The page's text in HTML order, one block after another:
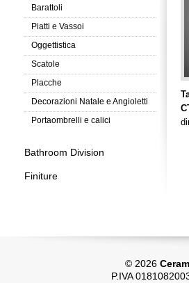
Barattoli
Piatti e Vassoi
Oggettistica
Scatole
Placche
Decorazioni Natale e Angioletti
Portaombrelli e calici
Bathroom Division
Finiture
© 2026
P.IVA